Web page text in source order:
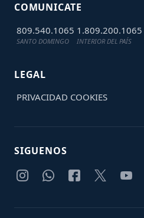
COMUNICATE
809.540.1065
SANTO DOMINGO
1.809.200.1065
INTERIOR DEL PAÍS
LEGAL
PRIVACIDAD COOKIES
SIGUENOS